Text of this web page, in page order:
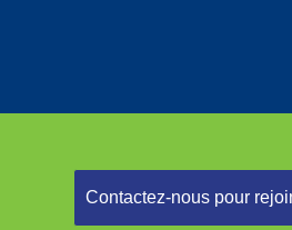
Contactez-nous pour